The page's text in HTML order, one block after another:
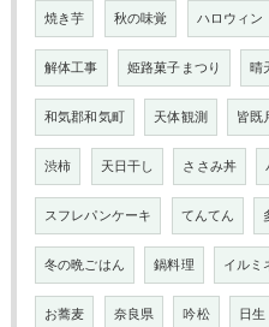
焼き芋 秋の味覚 ハロウィン
解体工事 姫路菓子まつり 晴
和気郡和気町 天体観測 皆既
渋柿 天日干し ささみ丼
スフレパンケーキ てんてん
冬の晩ごはん 鍋料理 イルミ
お蕎麦 奈良県 吟松 日生